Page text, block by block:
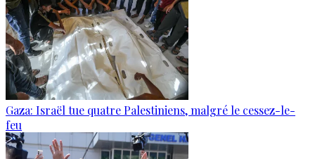
Gaza: Israël tue quatre Palestiniens, malgré le cessez-le-
feu